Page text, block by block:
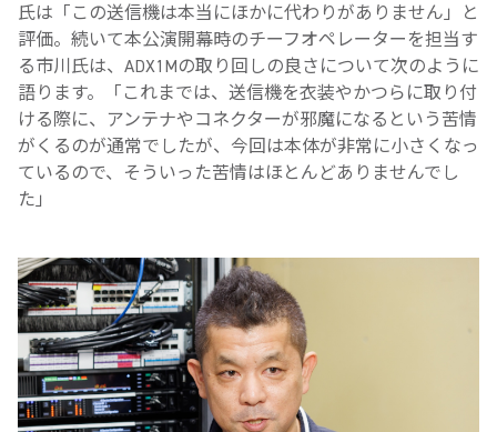
氏は「この送信機は本当にほかに代わりがありません」と
評価。続いて本公演開幕時のチーフオペレーターを担当す
る市川氏は、ADX1Mの取り回しの良さについて次のように
語ります。「これまでは、送信機を衣装やかつらに取り付
ける際に、アンテナやコネクターが邪魔になるという苦情
がくるのが通常でしたが、今回は本体が非常に小さくなっ
ているので、そういった苦情はほとんどありませんでし
た」